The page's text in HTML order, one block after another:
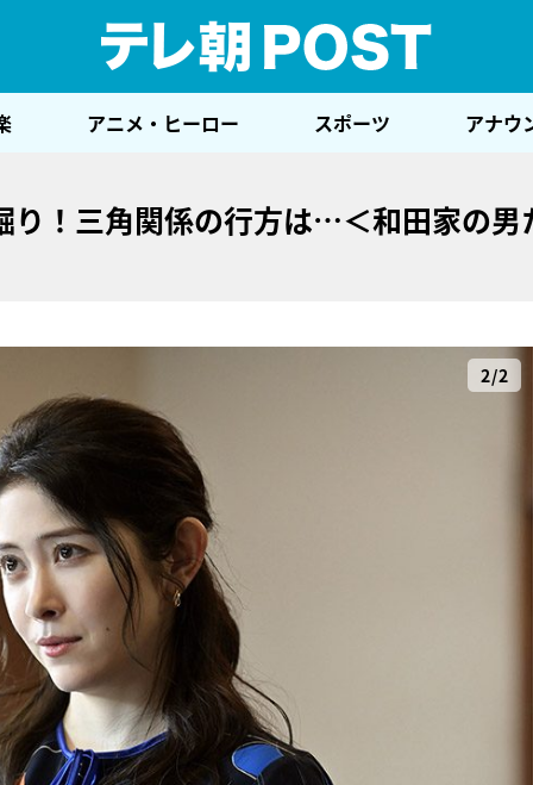
アニメ・ヒーロー スポーツ アナウ
り！三角関係の行方は…＜和田家の男
2/2